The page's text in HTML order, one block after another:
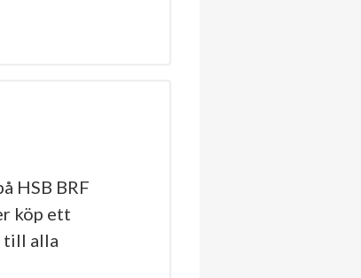
HSB BRF
köp ett
till alla